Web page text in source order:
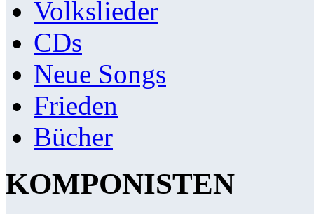
Volkslieder
CDs
Neue Songs
Frieden
Bücher
KOMPONISTEN